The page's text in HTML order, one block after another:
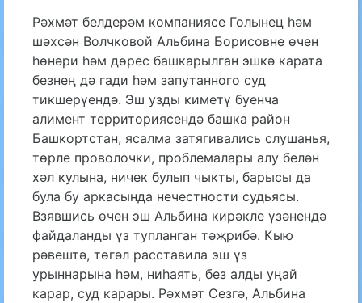
Рәхмәт белдерәм компаниясе Голынец һәм
шәхсән Волчковой Альбина Борисовне өчен
һөнәри һәм дөрес башкарылган эшкә карата
безнең дә гади һәм запутанного суд
тикшерүендә. Эш узды киметү буенча
алимент территориясендә башка район
Башкортстан, ясалма затягивались слушанья,
төрле проволочки, проблемалары алу белән
хәл кулына, ничек булып чыкты, барысы да
була бу аркасында нечестности судьясы.
Взявшись өчен эш Альбина кирәкле үзәнендә
файдаланды үз тупланган тәҗрибә. Кыю
рәвештә, төгәл расставила эш үз
урыннарына һәм, ниһаять, без алды уңай
карар, суд карары. Рәхмәт Сезгә, Альбина